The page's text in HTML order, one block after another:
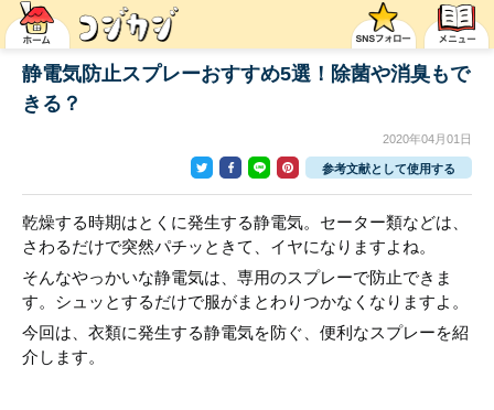
静電気防止スプレーおすすめ5選！除菌や消臭もで
きる？
2020年04月01日
参考文献として使用する
乾燥する時期はとくに発生する静電気。セーター類などは、
さわるだけで突然パチッときて、イヤになりますよね。
そんなやっかいな静電気は、専用のスプレーで防止できま
す。シュッとするだけで服がまとわりつかなくなりますよ。
今回は、衣類に発生する静電気を防ぐ、便利なスプレーを紹
介します。